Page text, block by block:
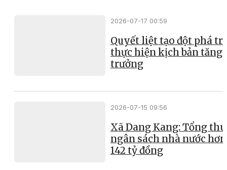
2026-07-17 00:59
Quyết liệt tạo đột phá
thực hiện kịch bản tăng
trưởng
2026-07-15 09:56
Xã Dang Kang: Tổng thu
ngân sách nhà nước hơn
142 tỷ đồng